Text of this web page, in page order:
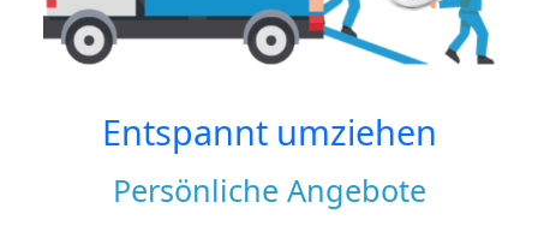
Entspannt umziehen
Persönliche Angebote